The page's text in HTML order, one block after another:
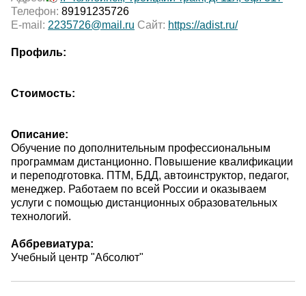
Телефон: 89191235726
E-mail: 2235726@mail.ru Сайт: https://adist.ru/
Профиль:
Стоимость:
Описание:
Обучение по дополнительным профессиональным
программам дистанционно. Повышение квалификации
и переподготовка. ПТМ, БДД, автоинструктор, педагог,
менеджер. Работаем по всей России и оказываем
услуги с помощью дистанционных образовательных
технологий.
Аббревиатура:
Учебный центр "Абсолют"